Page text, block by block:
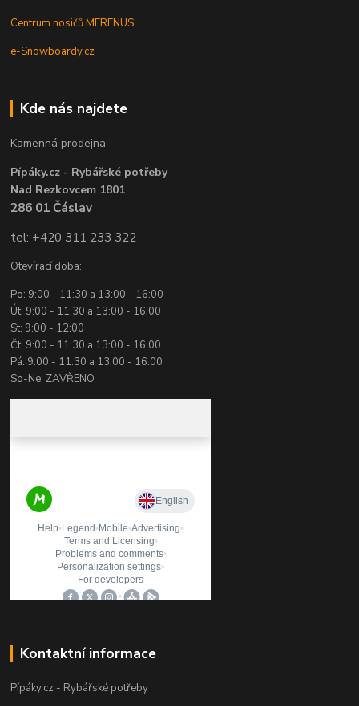
Centrum nosičů MERENUS
e-Snowboardy.cz
Kde nás najdete
Kamenná prodejna
Pípáky.cz - Rybářské potřeby
Nad Rezkovcem 1801
286 01 Čáslav
tel: +420 311 233 322
Otevírací doba:
Po: 9:00 - 11:30 a 13:00 - 16:00
Út: 9:00 - 11:30 a 13:00 - 16:00
St: 9:00 - 12:00
Čt: 9:00 - 11:30 a 13:00 - 16:00
Pá: 9:00 - 11:30 a 13:00 - 16:00
So-Ne: ZAVŘENO
Kontaktní informace
Pípáky.cz - Rybářské potřeby